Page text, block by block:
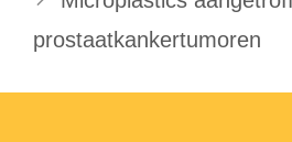
prostaatkankertumoren